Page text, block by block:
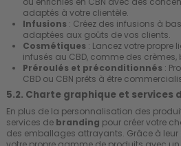
adaptés à votre clientèle.
Infusions : Créez des infusions à
adaptées aux goûts de vos clients.
Cosmétiques : Lancez votre propre
infusés au CBD, comme des
Préroulés et préconditionnés :
CBD ou CBN prêts à être
5.2. Charte graphique et services
En plus de la personnalisation des
services de branding pour créer votre
des emballages attrayants. Grâce à leur